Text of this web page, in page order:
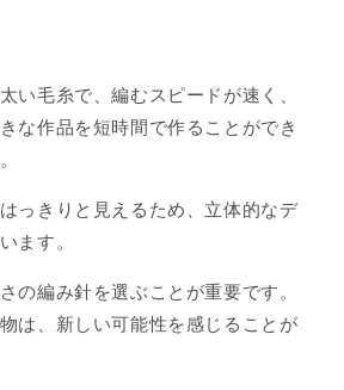
い毛糸で、編むスピードが速く、
な作品を短時間で作ることができ
っきりと見えるため、立体的なデ
ます。
の編み針を選ぶことが重要です。
は、新しい可能性を感じることが